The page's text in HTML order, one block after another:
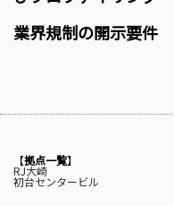
業界規制の開示要件
【拠点一覧】
RJ大崎
初台センタービル